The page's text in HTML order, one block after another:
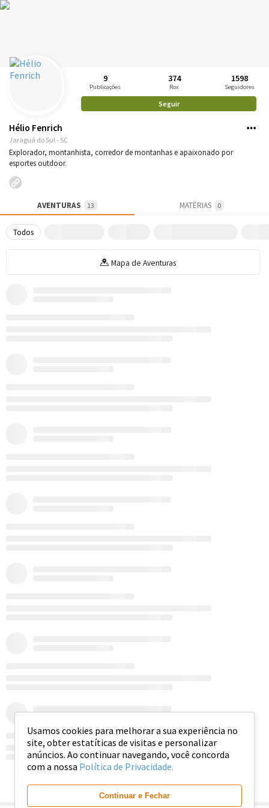
Usamos cookies para melhorar a sua experiência no
site, obter estatíticas de visitas e personalizar
anúncios. Ao continuar navegando, você concorda
com a nossa Política de Privacidade.
Continuar e Fechar
9
Publicações
374
Rox
1598
Seguidores
Seguir
Hélio Fenrich
Jaraguá do Sul - SC
Explorador, montanhista, corredor de montanhas e apaixonado por
esportes outdoor.
AVENTURAS 13 MATÉRIAS 0
Todos
Mapa de Aventuras